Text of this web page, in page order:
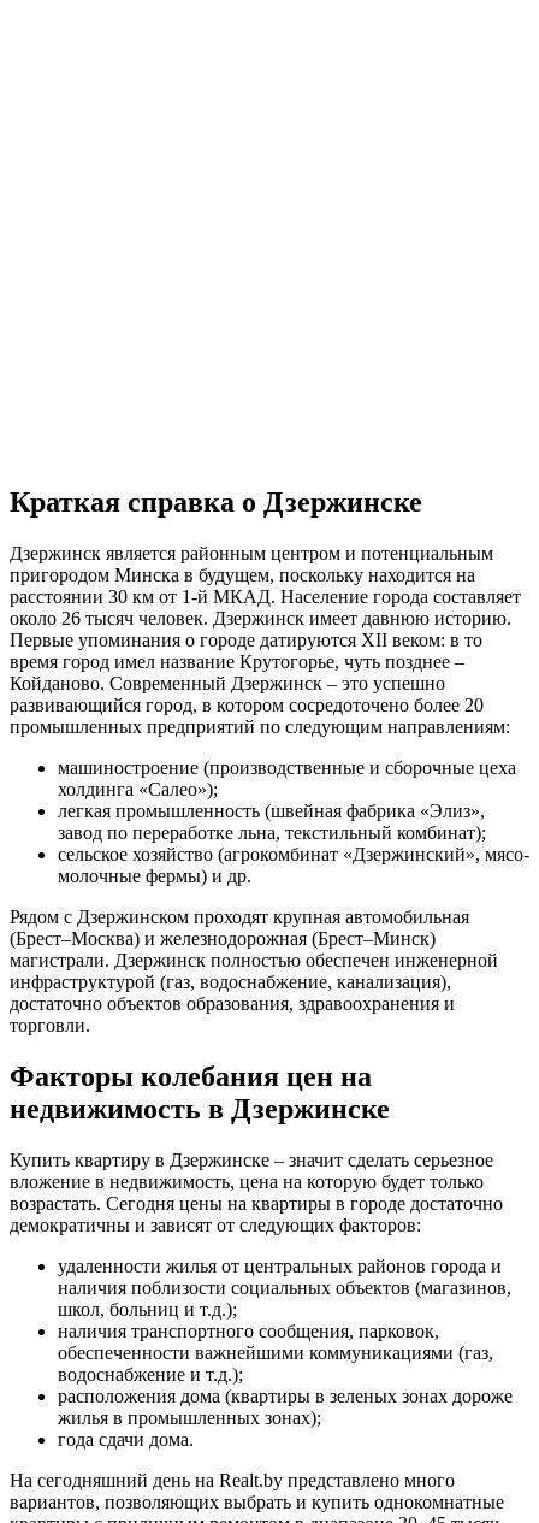
Краткая справка о Дзержинске
Дзержинск является районным центром и потенциальным
пригородом Минска в будущем, поскольку находится на
расстоянии 30 км от 1-й МКАД. Население города составляет
около 26 тысяч человек. Дзержинск имеет давнюю историю.
Первые упоминания о городе датируются XII веком: в то
время город имел название Крутогорье, чуть позднее –
Койданово. Современный Дзержинск – это успешно
развивающийся город, в котором сосредоточено более 20
промышленных предприятий по следующим направлениям:
машиностроение (производственные и сборочные цеха
холдинга «Салео»);
легкая промышленность (швейная фабрика «Элиз»,
завод по переработке льна, текстильный комбинат);
сельское хозяйство (агрокомбинат «Дзержинский», мясо-
молочные фермы) и др.
Рядом с Дзержинском проходят крупная автомобильная
(Брест–Москва) и железнодорожная (Брест–Минск)
магистрали. Дзержинск полностью обеспечен инженерной
инфраструктурой (газ, водоснабжение, канализация),
достаточно объектов образования, здравоохранения и
торговли.
Факторы колебания цен на
недвижимость в Дзержинске
Купить квартиру в Дзержинске – значит сделать серьезное
вложение в недвижимость, цена на которую будет только
возрастать. Сегодня цены на квартиры в городе достаточно
демократичны и зависят от следующих факторов:
удаленности жилья от центральных районов города и
наличия поблизости социальных объектов (магазинов,
школ, больниц и т.д.);
наличия транспортного сообщения, парковок,
обеспеченности важнейшими коммуникациями (газ,
водоснабжение и т.д.);
расположения дома (квартиры в зеленых зонах дороже
жилья в промышленных зонах);
года сдачи дома.
На сегодняшний день на Realt.by представлено много
вариантов, позволяющих выбрать и купить однокомнатные